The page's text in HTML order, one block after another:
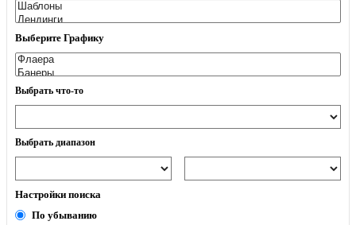
Выберите Графику
Выбрать что-то
Выбрать диапазон
Настройки поиска
По убыванию